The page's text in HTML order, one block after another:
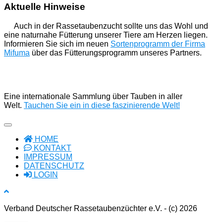
Aktuelle Hinweise
Auch in der Rassetaubenzucht sollte uns das Wohl und
eine naturnahe Fütterung unserer Tiere am Herzen liegen.
Informieren Sie sich im neuen Sortenprogramm der Firma
Mifuma über das Fütterungsprogramm unseres Partners.
Eine internationale Sammlung über Tauben in aller
Welt. Tauchen Sie ein in diese faszinierende Welt!
HOME
KONTAKT
IMPRESSUM
DATENSCHUTZ
LOGIN
Verband Deutscher Rassetaubenzüchter e.V. - (c) 2026